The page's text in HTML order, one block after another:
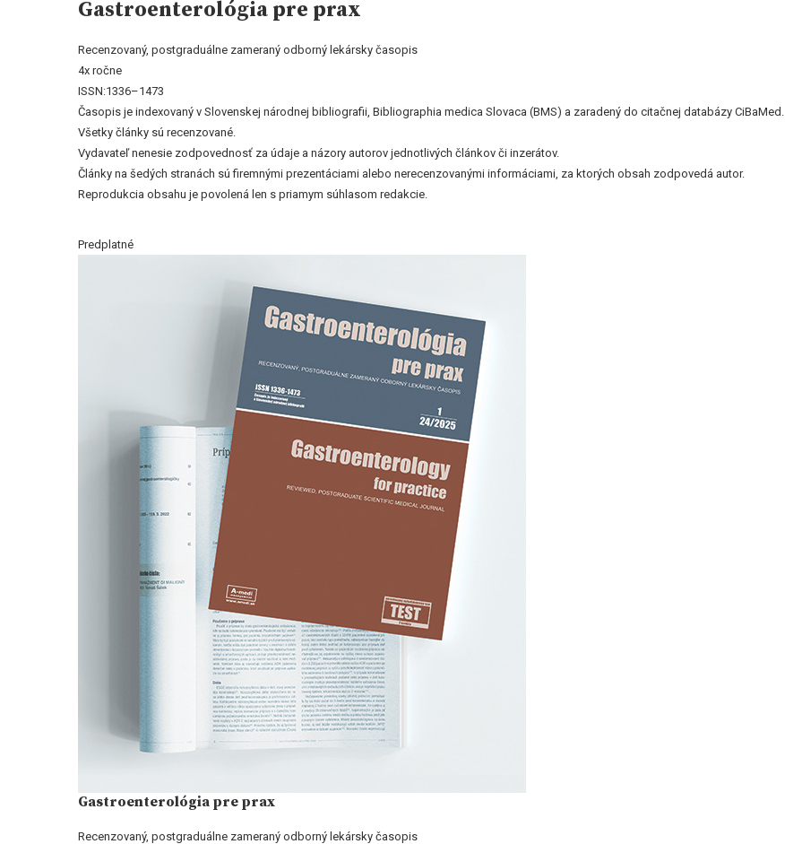
Gastroenterológia pre prax
Recenzovaný, postgraduálne zameraný odborný lekársky časopis
4x ročne
ISSN:1336–1473
Časopis je indexovaný v Slovenskej národnej bibliografii, Bibliographia medica Slovaca (BMS) a zaradený do citačnej databázy CiBaMed.
Všetky články sú recenzované.
Vydavateľ nenesie zodpovednosť za údaje a názory autorov jednotlivých článkov či inzerátov.
Články na šedých stranách sú firemnými prezentáciami alebo nerecenzovanými informáciami, za ktorých obsah zodpovedá autor.
Reprodukcia obsahu je povolená len s priamym súhlasom redakcie.
Predplatné
Gastroenterológia pre prax
Recenzovaný, postgraduálne zameraný odborný lekársky časopis